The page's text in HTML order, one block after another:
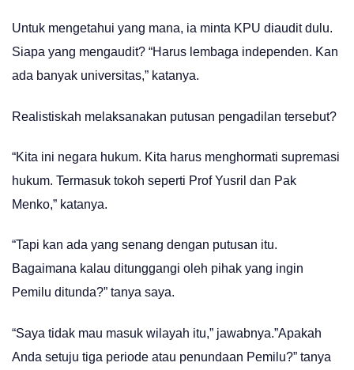
Untuk mengetahui yang mana, ia minta KPU diaudit dulu.
Siapa yang mengaudit? “Harus lembaga independen. Kan
ada banyak universitas,” katanya.
Realistiskah melaksanakan putusan pengadilan tersebut?
“Kita ini negara hukum. Kita harus menghormati supremasi
hukum. Termasuk tokoh seperti Prof Yusril dan Pak
Menko,” katanya.
“Tapi kan ada yang senang dengan putusan itu.
Bagaimana kalau ditunggangi oleh pihak yang ingin
Pemilu ditunda?” tanya saya.
“Saya tidak mau masuk wilayah itu,” jawabnya.”Apakah
Anda setuju tiga periode atau penundaan Pemilu?” tanya